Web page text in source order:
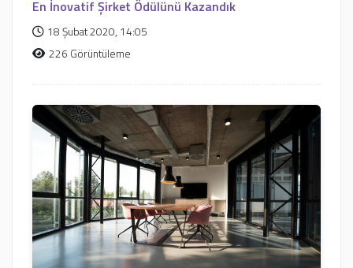
En İnovatif Şirket Ödülünü Kazandık
18 Şubat 2020, 14:05
226 Görüntüleme